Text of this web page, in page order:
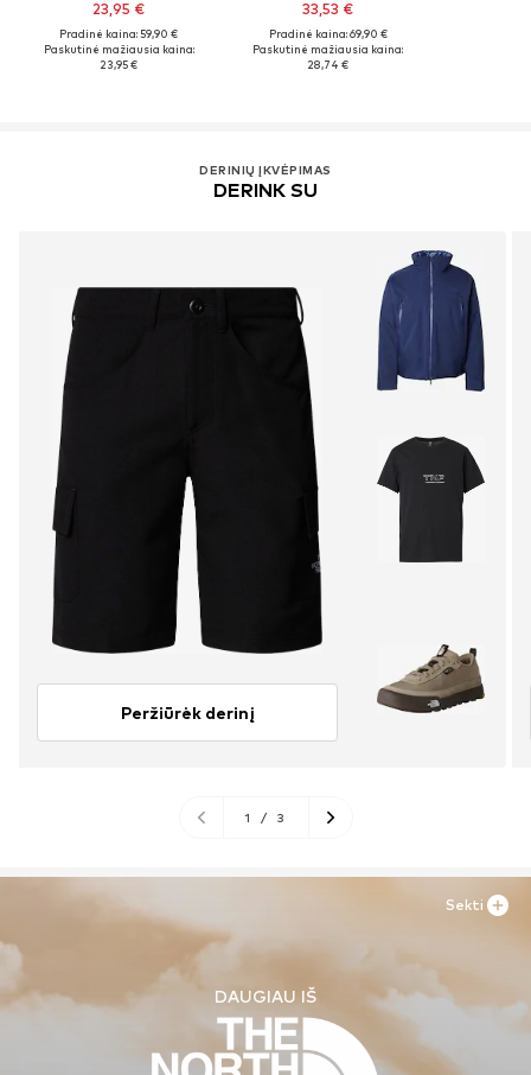
23,95 €
Pradinė kaina: 59,90 €
Paskutinė mažiausia kaina:
23,95 €
33,53 €
Pradinė kaina: 69,90 €
Paskutinė mažiausia kaina:
28,74 €
DERINIŲ ĮKVĖPIMAS
DERINK SU
Peržiūrėk derinį
1 / 3
DAUGIAU IŠ
Sekti